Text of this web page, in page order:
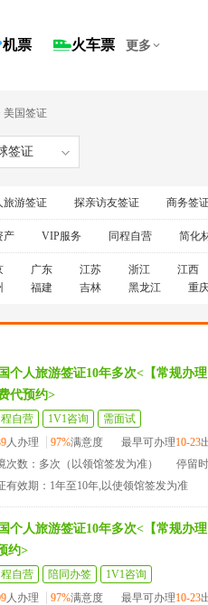
机票 火车票 更多
美国签证
签证
旅游签证 探亲访友签证 商务签
产 VIP服务 同程自营 简化
广东 江苏 浙江 江西
福建 吉林 黑龙江 重
个人旅游签证10年多次<【常规办
代预约>
程自营 1V1咨询
需面试
人办理 97%满意度 最早可办理10-23
次数：多次（以领馆签发为准）
停留
有效期：1年至10年,以使领馆签发为准
个人旅游签证10年多次<【常规办
约>
程自营 陪同办签
1V1咨询
人办理 97%满意度 最早可办理10-23